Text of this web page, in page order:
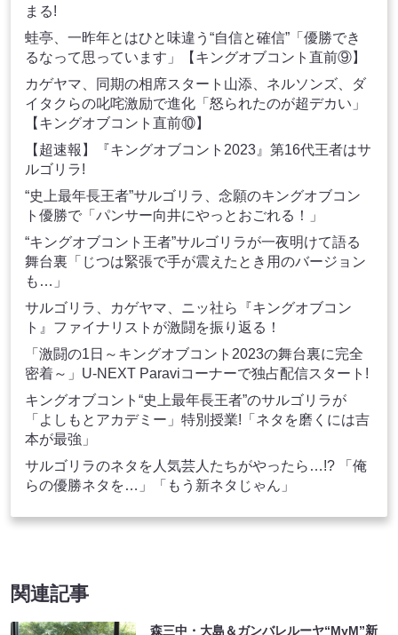
まる!
蛙亭、一昨年とはひと味違う“自信と確信”「優勝でき
るなって思っています」【キングオブコント直前⑨】
カゲヤマ、同期の相席スタート山添、ネルソンズ、ダ
イタクらの叱咤激励で進化「怒られたのが超デカい」
【キングオブコント直前⑩】
【超速報】『キングオブコント2023』第16代王者はサ
ルゴリラ!
“史上最年長王者”サルゴリラ、念願のキングオブコン
ト優勝で「パンサー向井にやっとおごれる！」
“キングオブコント王者”サルゴリラが一夜明けて語る
舞台裏「じつは緊張で手が震えたとき用のバージョン
も…」
サルゴリラ、カゲヤマ、ニッ社ら『キングオブコン
ト』ファイナリストが激闘を振り返る！
「激闘の1日～キングオブコント2023の舞台裏に完全
密着～」U-NEXT Paraviコーナーで独占配信スタート!
キングオブコント“史上最年長王者”のサルゴリラが
「よしもとアカデミー」特別授業!「ネタを磨くには吉
本が最強」
サルゴリラのネタを人気芸人たちがやったら…!? 「俺
らの優勝ネタを…」「もう新ネタじゃん」
関連記事
森三中・大島＆ガンバレルーヤ“MyM”新